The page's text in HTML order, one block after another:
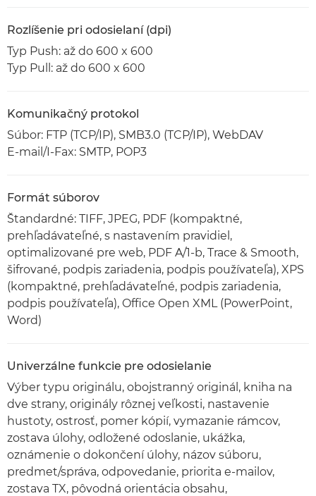
Rozlíšenie pri odosielaní (dpi)
Typ Push: až do 600 x 600
Typ Pull: až do 600 x 600
Komunikačný protokol
Súbor: FTP (TCP/IP), SMB3.0 (TCP/IP), WebDAV
E-mail/I-Fax: SMTP, POP3
Formát súborov
Štandardné: TIFF, JPEG, PDF (kompaktné,
prehľadávateľné, s nastavením pravidiel,
optimalizované pre web, PDF A/1-b, Trace & Smooth,
šifrované, podpis zariadenia, podpis používateľa), XPS
(kompaktné, prehľadávateľné, podpis zariadenia,
podpis používateľa), Office Open XML (PowerPoint,
Word)
Univerzálne funkcie pre odosielanie
Výber typu originálu, obojstranný originál, kniha na
dve strany, originály rôznej veľkosti, nastavenie
hustoty, ostrosť, pomer kópií, vymazanie rámcov,
zostava úlohy, odložené odoslanie, ukážka,
oznámenie o dokončení úlohy, názov súboru,
predmet/správa, odpovedanie, priorita e-mailov,
zostava TX, pôvodná orientácia obsahu,